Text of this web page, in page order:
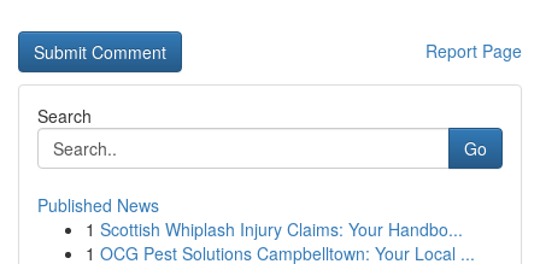
Report Page
Search
Go
Published News
1 Scottish Whiplash Injury Claims: Your Handbo...
1 OCG Pest Solutions Campbelltown: Your Local ...